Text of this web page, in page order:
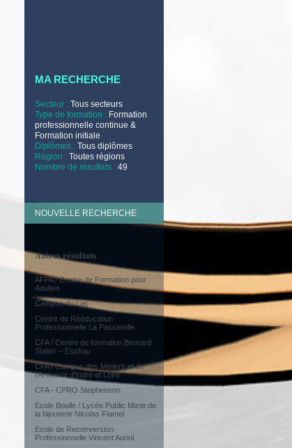
MA RECHERCHE
Secteur : Tous secteurs
Type de formation : Formation
professionnelle continue &
Formation initiale
Diplômes : Tous diplômes
Région : Toutes régions
Nombre de résultats : 49
NOUVELLE RECHERCHE
Autres résultats
AFPA / Centre de Formation pour
Adultes
Campus du Lac
Centre de Rééducation
Professionnelle La Passerelle
CFA / Centre de formation Bernard
Stalter – Eschau
CFA / Campus des Métiers et de
l'Artisanat d'Indre et Loire
CFA - CPRO Stephenson
Ecole Boulle / Lycée Public Mixte de
la bijouterie Nicolas Flamel
Ecole de Reconversion
Professionnelle Vincent Auriol